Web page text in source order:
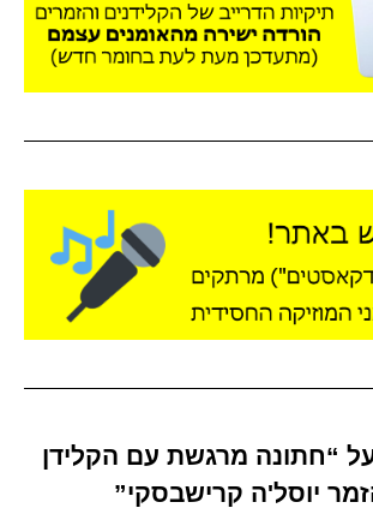
“חתונה מרגשת עם הקלידן
יוסל'ה קרישבסקי”